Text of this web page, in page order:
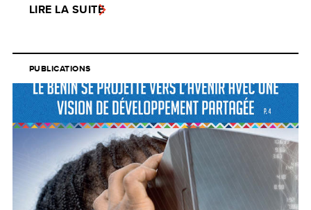
LIRE LA SUITE
PUBLICATIONS